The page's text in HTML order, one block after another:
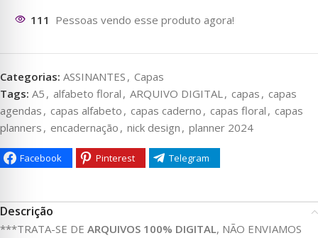
113 Pessoas vendo esse produto agora!
Categorias: ASSINANTES , Capas
Tags: A5 , alfabeto floral , ARQUIVO DIGITAL, capas , capas
agendas , capas alfabeto , capas caderno , capas floral , capas
planners , encadernação , nick design , planner 2024
Facebook Pinterest Telegram
Descrição
***TRATA-SE DE ARQUIVOS 100% DIGITAL, NÃO ENVIAMOS